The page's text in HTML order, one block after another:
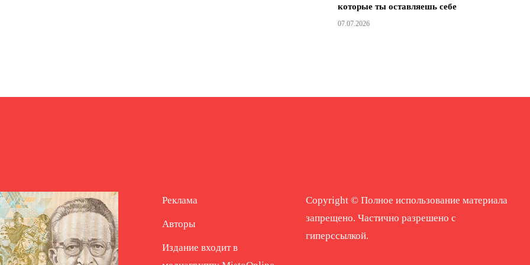
которые ты оставляешь себе
07.07.2026
Реклама
Авторы
Издание входит в
Copyright © Полное использование материала
запрещено. Частично разрешено с
гиперссылкой.